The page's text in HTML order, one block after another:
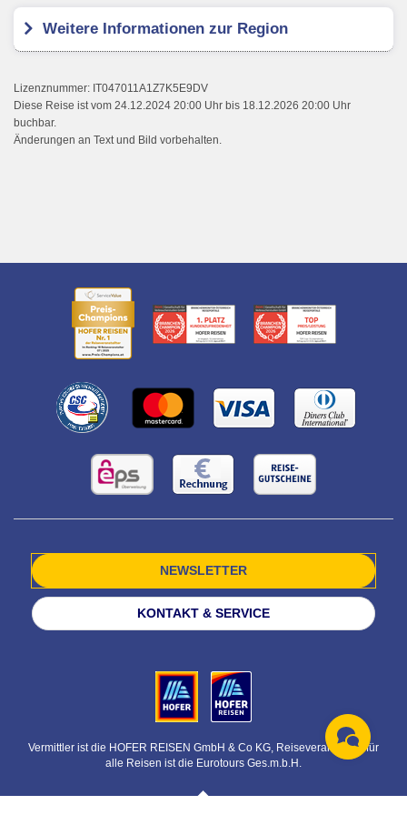
Weitere Informationen zur Region
Lizenznummer: IT047011A1Z7K5E9DV
Diese Reise ist vom 24.12.2024 20:00 Uhr bis 18.12.2026 20:00 Uhr
buchbar.
Änderungen an Text und Bild vorbehalten.
NEWSLETTER
KONTAKT & SERVICE
Vermittler ist die HOFER REISEN GmbH & Co KG, Reiseveranstalter für
alle Reisen ist die Eurotours Ges.m.b.H.